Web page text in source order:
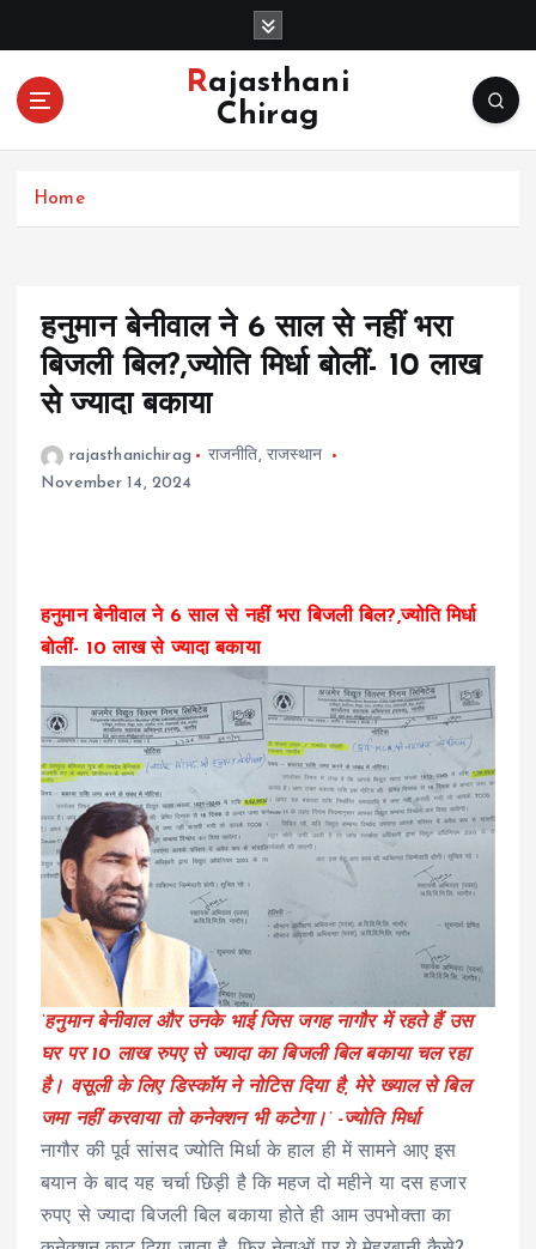
o
Rajasthani
Chirag
Home
हनुमान बेनीवाल ने 6 साल से नहीं भरा
बिजली बिल?,ज्योति मिर्धा बोलीं- 10 लाख
से ज्यादा बकाया
rajasthanichirag राजनीति, राजस्थान
November 14, 2024
हनुमान बेनीवाल ने 6 साल से नहीं भरा बिजली बिल?,ज्योति मिर्धा
बोलीं- 10 लाख से ज्यादा बकाया
‘हनुमान बेनीवाल और उनके भाई जिस जगह नागौर में रहते हैं उस
घर पर 10 लाख रुपए से ज्यादा का बिजली बिल बकाया चल रहा
है। वसूली के लिए डिस्कॉम ने नोटिस दिया है, मेरे ख्याल से बिल
जमा नहीं करवाया तो कनेक्शन भी कटेगा।’ -ज्योति मिर्धा
नागौर की पूर्व सांसद ज्योति मिर्धा के हाल ही में सामने आए इस
बयान के बाद यह चर्चा छिड़ी है कि महज दो महीने या दस हजार
रुपए से ज्यादा बिजली बिल बकाया होते ही आम उपभोक्ता का